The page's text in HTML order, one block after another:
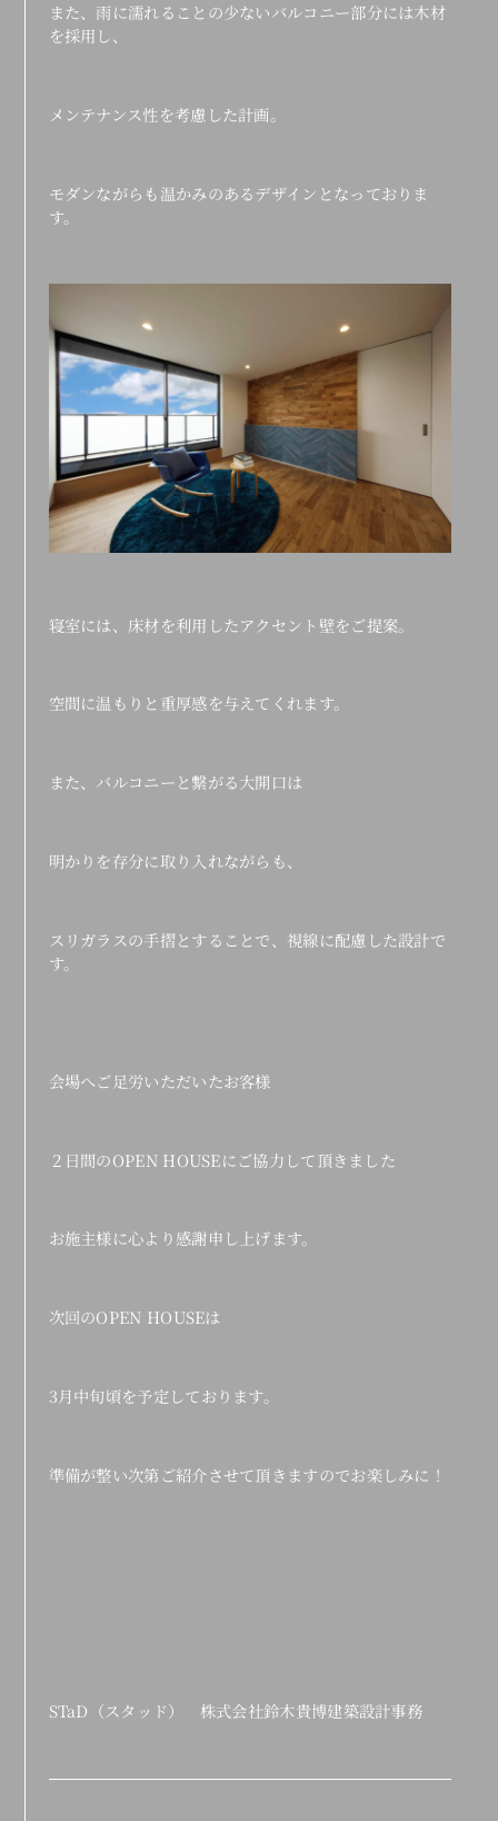
また、雨に濡れることの少ないバルコニー部分には木材
を採用し、
メンテナンス性を考慮した計画。
モダンながらも温かみのあるデザインとなっておりま
す。
寝室には、床材を利用したアクセント壁をご提案。
空間に温もりと重厚感を与えてくれます。
また、バルコニーと繋がる大開口は
明かりを存分に取り入れながらも、
スリガラスの手摺とすることで、視線に配慮した設計で
す。
会場へご足労いただいたお客様
２日間のOPEN HOUSEにご協力して頂きました
お施主様に心より感謝申し上げます。
次回のOPEN HOUSEは
3月中旬頃を予定しております。
準備が整い次第ご紹介させて頂きますのでお楽しみに！
STaD（スタッド） 株式会社鈴木貴博建築設計事務